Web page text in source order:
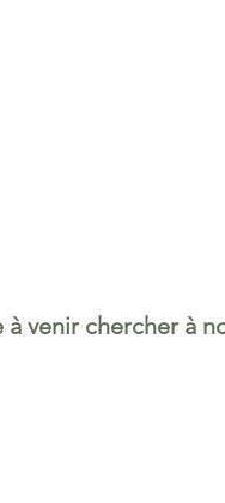
venir chercher à